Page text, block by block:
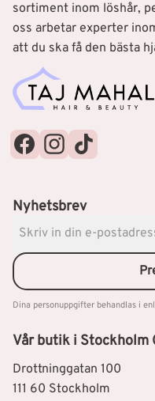
sortiment inom löshår,
oss arbetar experter
att du ska få den bästa
Vår butik i Stockholm
Drottninggatan 100
111 60 Stockholm
Nyhetsbrev
Dina personuppgifter behandlas i